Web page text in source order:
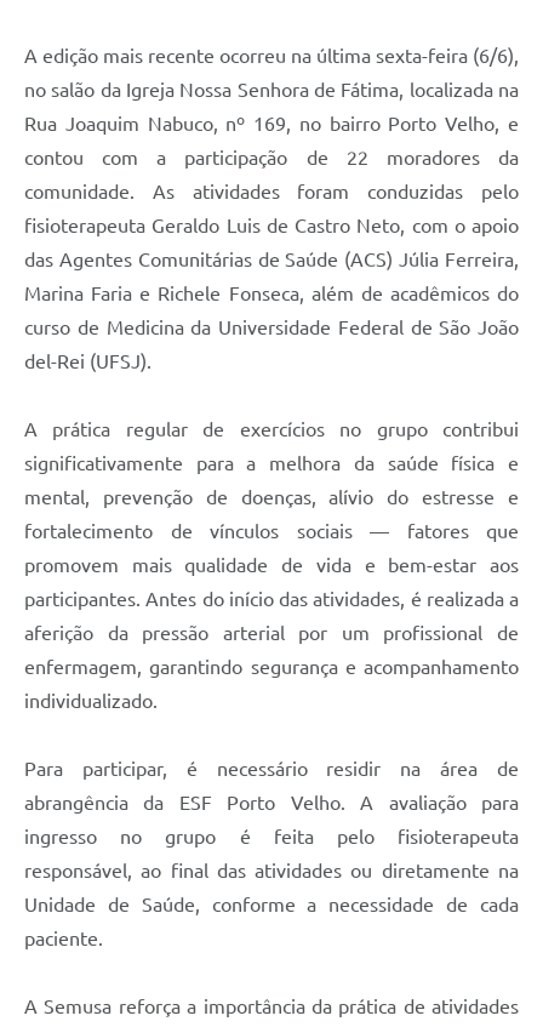
A edição mais recente ocorreu na última sexta-feira (6/6),
no salão da Igreja Nossa Senhora de Fátima, localizada na
Rua Joaquim Nabuco, nº 169, no bairro Porto Velho, e
contou com a participação de 22 moradores da
comunidade. As atividades foram conduzidas pelo
fisioterapeuta Geraldo Luis de Castro Neto, com o apoio
das Agentes Comunitárias de Saúde (ACS) Júlia Ferreira,
Marina Faria e Richele Fonseca, além de acadêmicos do
curso de Medicina da Universidade Federal de São João
del-Rei (UFSJ).
A prática regular de exercícios no grupo contribui
significativamente para a melhora da saúde física e
mental, prevenção de doenças, alívio do estresse e
fortalecimento de vínculos sociais — fatores que
promovem mais qualidade de vida e bem-estar aos
participantes. Antes do início das atividades, é realizada a
aferição da pressão arterial por um profissional de
enfermagem, garantindo segurança e acompanhamento
individualizado.
Para participar, é necessário residir na área de
abrangência da ESF Porto Velho. A avaliação para
ingresso no grupo é feita pelo fisioterapeuta
responsável, ao final das atividades ou diretamente na
Unidade de Saúde, conforme a necessidade de cada
paciente.
A Semusa reforça a importância da prática de atividades